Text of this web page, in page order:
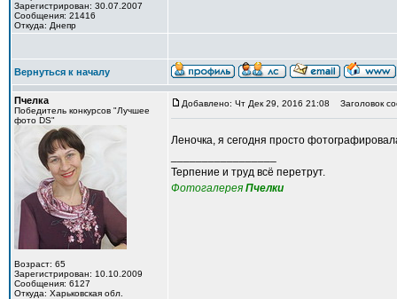
Зарегистрирован: 30.07.2007
Сообщения: 21416
Откуда: Днепр
Вернуться к началу
Пчелка
Победитель конкурсов "Лучшее
фото DS"
Возраст: 65
Зарегистрирован: 10.10.2009
Сообщения: 6127
Откуда: Харьковская обл.
Добавлено: Чт Дек 29, 2016 21:08 Заголовок
Леночка, я сегодня просто
Терпение и труд всё перетрут.
Фотогалерея Пчелки